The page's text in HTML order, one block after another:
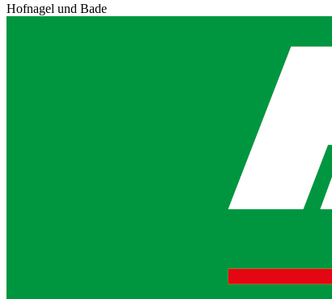
Hofnagel und Bade